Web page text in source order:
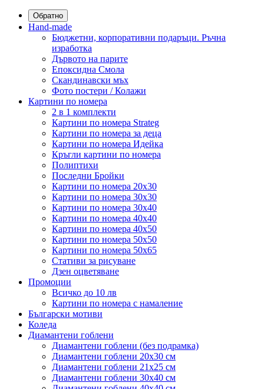
Обратно
Hand-made
Бюджетни, корпоративни подаръци. Ръчна
изработка
Дървото на парите
Епоксидна Смола
Скандинавски мъх
Фото постери / Колажи
Картини по номера
2 в 1 комплекти
Картини по номера Strateg
Картини по номера за деца
Картини по номера Идейка
Кръгли картини по номера
Полиптихи
Последни Бройки
Картини по номера 20x30
Картини по номера 30x30
Картини по номера 30x40
Картини по номера 40x40
Картини по номера 40x50
Картини по номера 50x50
Картини по номера 50x65
Стативи за рисуване
Дзен оцветяване
Промоции
Всичко до 10 лв
Картини по номера с намаление
Български мотиви
Коледа
Диамантени гоблени
Диамантени гоблени (без подрамка)
Диамантени гоблени 20x30 см
Диамантени гоблени 21x25 см
Диамантени гоблени 30x40 см